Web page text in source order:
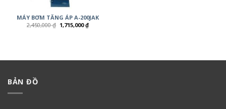
MÁY BƠM TĂNG ÁP A-200JAK
2,450,000₫ 1,715,000₫
BẢN ĐỒ